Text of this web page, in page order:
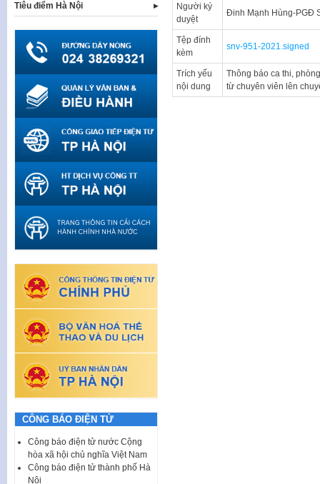
Người ký
duyệt
Đinh Mạnh Hùng-PGĐ
Tệp đính
kèm
snv-951-2021.signed
Trích yếu
nội dung
Thông báo ca thi,
từ chuyên viên lên
Tiêu điểm Hà Nội
CÔNG BÁO ĐIỆN TỬ
Công báo điện tử nước Cộng
hòa xã hội chủ nghĩa Việt Nam
Công báo điện tử thành phố Hà
Nội